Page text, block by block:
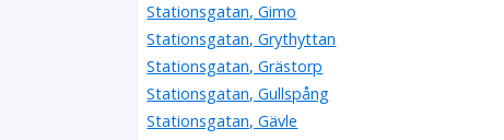
Stationsgatan, Gimo
Stationsgatan, Grythyttan
Stationsgatan, Grästorp
Stationsgatan, Gullspång
Stationsgatan, Gävle